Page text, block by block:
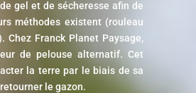
gel et de sécheresse afin de
méthodes existent (rouleau
Franck Planet Paysage,
de pelouse alternatif. Cet
la terre par le biais de sa
le gazon.